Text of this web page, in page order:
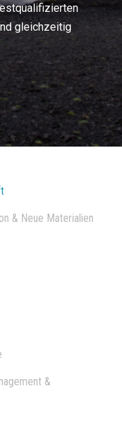
gleichzeitig
& Neue Materialien
&